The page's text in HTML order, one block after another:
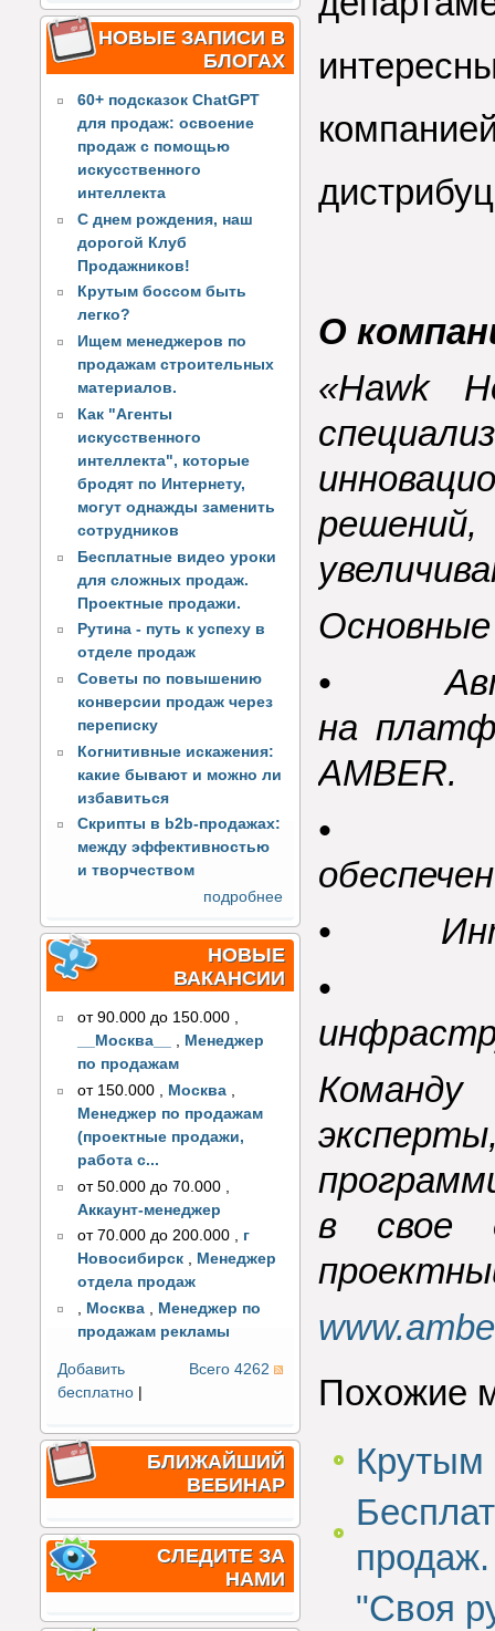
НОВЫЕ ЗАПИСИ В
БЛОГАХ
60+ подсказок ChatGPT
для продаж: освоение
продаж с помощью
искусственного
интеллекта
С днем рождения, наш
дорогой Клуб
Продажников!
Крутым боссом быть
легко?
Ищем менеджеров по
продажам строительных
материалов.
Как "Агенты
искусственного
интеллекта", которые
бродят по Интернету,
могут однажды заменить
сотрудников
Бесплатные видео уроки
для сложных продаж.
Проектные продажи.
Рутина - путь к успеху в
отделе продаж
Советы по повышению
конверсии продаж через
переписку
Когнитивные искажения:
какие бывают и можно ли
избавиться
Скрипты в b2b-продажах:
между эффективностью
и творчеством
подробнее
НОВЫЕ
ВАКАНСИИ
от 90.000 до 150.000 ,
__Москва__
, Менеджер
по продажам
от 150.000
Москва
Менеджер по продажам
(проектные продажи,
работа с...
от 50.000 до 70.000
Аккаунт-менеджер
от 70.000 до 200.000 , г
Новосибирск , Менеджер
отдела продаж
, Москва , Менеджер по
продажам рекламы
Всего 4262
Добавить
бесплатно
БЛИЖАЙШИЙ
ВЕБИНАР
СЛЕДИТЕ ЗА
НАМИ
О
«Hawk
•
на
AMBER.
•
•
•
в свое
Похожие
Крутым
"Своя